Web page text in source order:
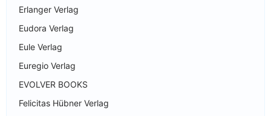
Erlanger Verlag
Eudora Verlag
Eule Verlag
Euregio Verlag
EVOLVER BOOKS
Felicitas Hübner Verlag